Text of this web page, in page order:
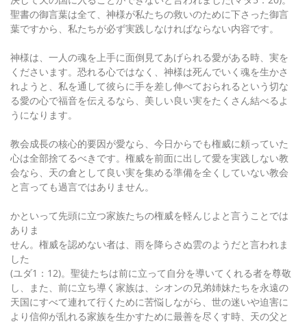
聖書の御言葉は全て、神様が私たちの救いのために下さった御言
葉ですから、私たちが必ず実践しなければならない内容です。
神様は、一人の魂を上手に面倒見てあげられる愛がある時、実を
くださいます。恐れる心ではなく、神様は死んでいく魂を生かさ
れようと、私を通して彼らに手を差し伸べておられるという切な
る愛の心で福音を伝えるなら、美しい良い実をたくさん結べるよ
うになります。
教会成長の核心的要因が愛なら、今日からでも権威に頼っていた
心は全部捨てるべきです。権威を前面に出して愛を実践しない教
会なら、天の倉として良い実を集める準備を全くしていない教会
と言っても過言ではありません。
かといって先頭に立つ家族たちの権威を軽んじよと言うことでは
ありま
せん。権威を認めない者は、雨を降らさぬ雲のようだと言われま
した
(ユダ1：12)。聖徒たちは前に立って自分を導いてくれる者を尊敬
し、また、前に立ち導く家族は、シオンの兄弟姉妹たちを永遠の
天国にすべて連れて行くために苦悩しながら、世の迷いや迫害に
より信仰が乱れる家族を生かすために最善を尽くす時、天の父と